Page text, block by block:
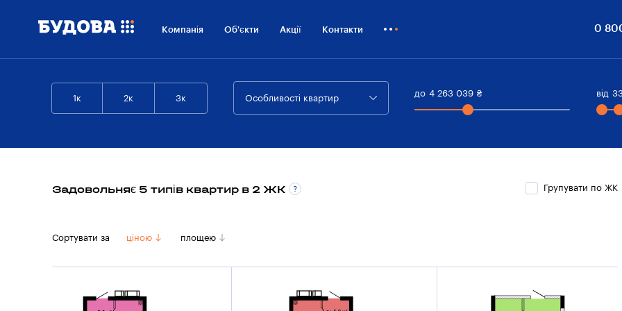
Компанія Об'єкти Акції Контакти
Бiзнесу
0
1к 2к 3к Особливості квартир
до 4 263 039 ₴ від
Задовольняє 5 типів квартир в 2 ЖК Групувати по ЖК
Сортувати за ціною площею